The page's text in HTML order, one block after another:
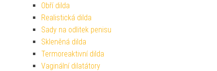
Obří dilda
Realistická dilda
Sady na odlitek penisu
Skleněná dilda
Termoreaktivní dilda
Vaginální dilatátory